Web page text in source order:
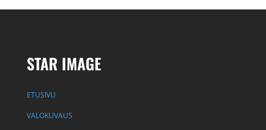
STAR IMAGE
ETUSIVU
VALOKUVAUS